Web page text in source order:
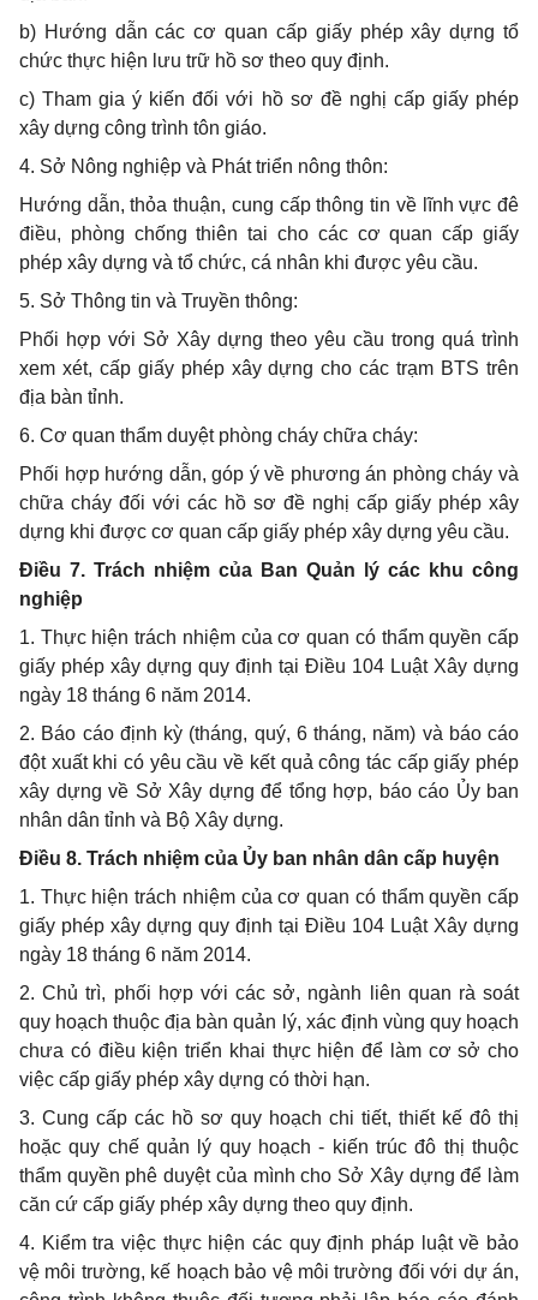
b) Hướng dẫn các cơ quan cấp giấy phép xây dựng tổ
chức thực hiện lưu trữ hồ sơ theo quy định.
c) Tham gia ý kiến đối với hồ sơ đề nghị cấp giấy phép
xây dựng công trình tôn giáo.
4. Sở Nông nghiệp và Phát triển nông thôn:
Hướng dẫn, thỏa thuận, cung cấp thông tin về lĩnh vực đê
điều, phòng chống thiên tai cho các cơ quan cấp giấy
phép xây dựng và tổ chức, cá nhân khi được yêu cầu.
5. Sở Thông tin và Truyền thông:
Phối hợp với Sở Xây dựng theo yêu cầu trong quá trình
xem xét, cấp giấy phép xây dựng cho các trạm BTS trên
địa bàn tỉnh.
6. Cơ quan thẩm duyệt phòng cháy chữa cháy:
Phối hợp hướng dẫn, góp ý về phương án phòng cháy và
chữa cháy đối với các hồ sơ đề nghị cấp giấy phép xây
dựng khi được cơ quan cấp giấy phép xây dựng yêu cầu.
Điều 7. Trách nhiệm của Ban Quản lý các khu công
nghiệp
1. Thực hiện trách nhiệm của cơ quan có thẩm quyền cấp
giấy phép xây dựng quy định tại Điều 104 Luật Xây dựng
ngày 18 tháng 6 năm 2014.
2. Báo cáo định kỳ (tháng, quý, 6 tháng, năm) và báo cáo
đột xuất khi có yêu cầu về kết quả công tác cấp giấy phép
xây dựng về Sở Xây dựng để tổng hợp, báo cáo Ủy ban
nhân dân tỉnh và Bộ Xây dựng.
Điều 8. Trách nhiệm của Ủy ban nhân dân cấp huyện
1. Thực hiện trách nhiệm của cơ quan có thẩm quyền cấp
giấy phép xây dựng quy định tại Điều 104 Luật Xây dựng
ngày 18 tháng 6 năm 2014.
2. Chủ trì, phối hợp với các sở, ngành liên quan rà soát
quy hoạch thuộc địa bàn quản lý, xác định vùng quy hoạch
chưa có điều kiện triển khai thực hiện để làm cơ sở cho
việc cấp giấy phép xây dựng có thời hạn.
3. Cung cấp các hồ sơ quy hoạch chi tiết, thiết kế đô thị
hoặc quy chế quản lý quy hoạch - kiến trúc đô thị thuộc
thẩm quyền phê duyệt của mình cho Sở Xây dựng để làm
căn cứ cấp giấy phép xây dựng theo quy định.
4. Kiểm tra việc thực hiện các quy định pháp luật về bảo
vệ môi trường, kế hoạch bảo vệ môi trường đối với dự án,